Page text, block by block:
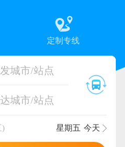
定制专线
城市/站点
城市/站点
) 星期五 今天